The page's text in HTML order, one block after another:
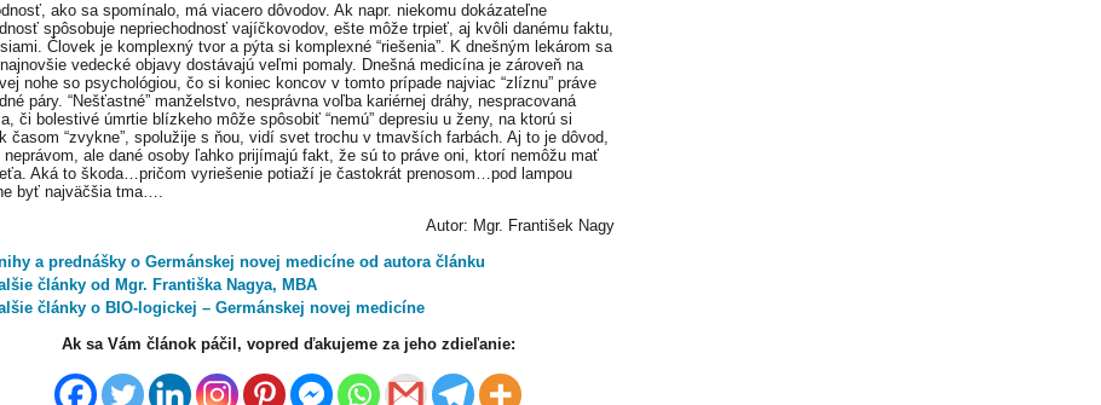
ako sa spomínalo, má viacero dôvodov. Ak napr. niekomu dokázateľne
spôsobuje nepriechodnosť vajíčkovodov, ešte môže trpieť, aj kvôli danému faktu,
Človek je komplexný tvor a pýta si komplexné “riešenia”. K dnešným lekárom sa
vedecké objavy dostávajú veľmi pomaly. Dnešná medicína je zároveň na
nohe so psychológiou, čo si koniec koncov v tomto prípade najviac “zlíznu” práve
páry. “Nešťastné” manželstvo, nesprávna voľba kariérnej dráhy, nespracovaná
či bolestivé úmrtie blízkeho môže spôsobiť “nemú” depresiu u ženy, na ktorú si
časom “zvykne”, spolužije s ňou, vidí svet trochu v tmavších farbách. Aj to je dôvod,
neprávom, ale dané osoby ľahko prijímajú fakt, že sú to práve oni, ktorí nemôžu mať
Aká to škoda…pričom vyriešenie potiaží je častokrát prenosom…pod lampou
byť najväčšia tma….
Autor: Mgr. František Nagy
a prednášky o Germánskej novej medicíne od autora článku
články od Mgr. Františka Nagya, MBA
články o BIO-logickej – Germánskej novej medicíne
Ak sa Vám článok páčil, vopred ďakujeme za jeho zdieľanie: